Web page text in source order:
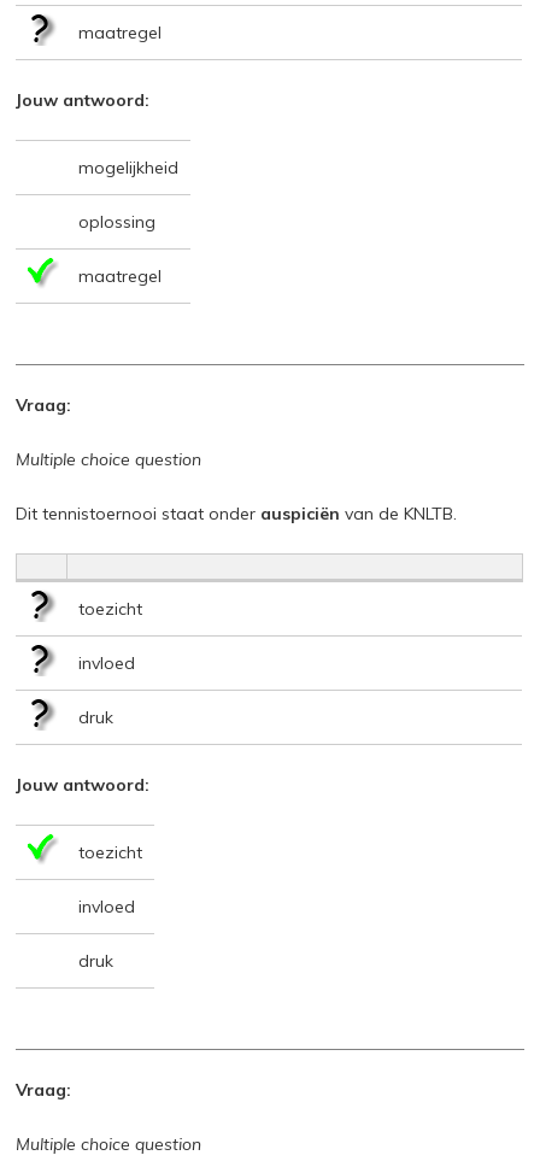
maatregel
Jouw antwoord:
mogelijkheid
oplossing
maatregel
Vraag:
Multiple choice question
Dit tennistoernooi staat onder auspiciën van de KNLTB.
toezicht
invloed
druk
Jouw antwoord:
toezicht
invloed
druk
Vraag:
Multiple choice question